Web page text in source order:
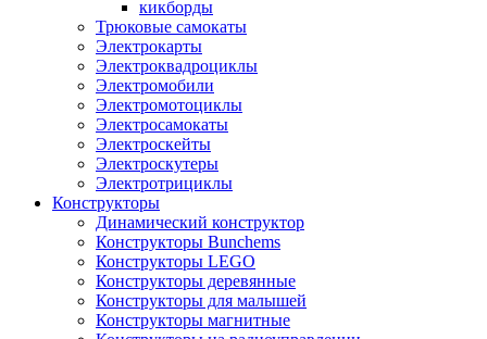
кикборды
Трюковые самокаты
Электрокарты
Электроквадроциклы
Электромобили
Электромотоциклы
Электросамокаты
Электроскейты
Электроскутеры
Электротрициклы
Конструкторы
Динамический конструктор
Конструкторы Bunchems
Конструкторы LEGO
Конструкторы деревянные
Конструкторы для малышей
Конструкторы магнитные